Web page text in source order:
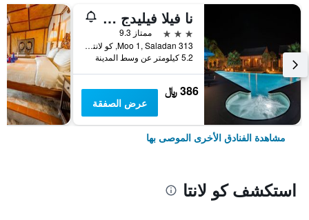
نا فيلا فيليدج - ٔلبالغين فقط
3 نجوم
ممتاز 9.3
313 Moo 1, Saladan, كو لانتا, تايلاند
5.2 كيلومتر عن وسط المدينة
386 ﷼
عرض الصفقة
مشاهدة الفنادق الأخرى الموصى بها
استكشف كو لانتا